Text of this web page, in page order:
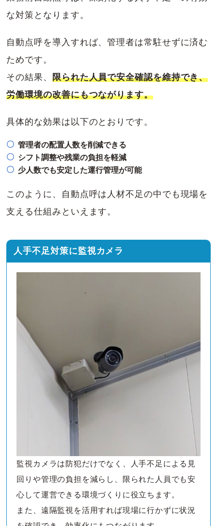
な対策となります。
自動点呼を導入すれば、管理者は常駐せずに済む
ためです。
その結果、 限られた人員で安全確認を維持でき、
労働環境の改善にもつながります。
具体的な効果は以下のとおりです。
管理者の配置人数を削減できる
シフト調整や残業の負担を軽減
少人数でも安定した運行管理が可能
このように、自動点呼は人材不足の中でも現場を
支える仕組みといえます。
人手不足対策に監視カメラ
監視カメラは防犯だけでなく、人手不足による見
回りや管理の負担を減らし、限られた人員でも安
心して運営できる環境づくりに役立ちます。
また、遠隔監視を活用すれば現場に行かずに状況